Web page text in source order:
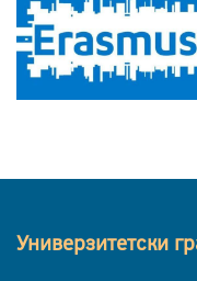
Универзитетски